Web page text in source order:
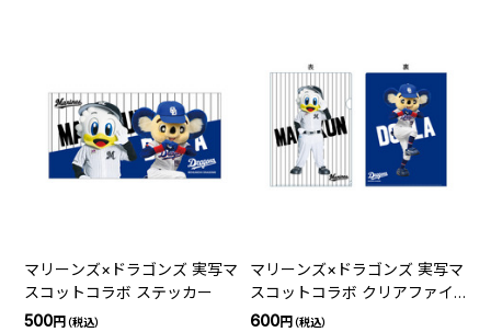
マリーンズ×ドラゴンズ 実写マ
スコットコラボ ステッカー
500円（税込）
マリーンズ×ドラゴンズ 実写マ
スコットコラボ クリアファイ
ル
600円（税込）